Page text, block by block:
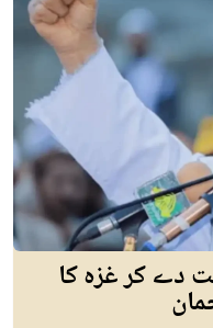
دے کر غزہ کا